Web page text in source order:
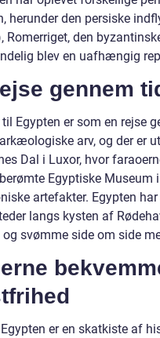
herunder den persiske
Romerriget, den
blev en uafhængig
gennem
til Egypten er som en rejse
arv, og der er
Dal i Luxor, hvor
Egyptiske Museum
artefakter. Egypten
langs kysten af
og svømme side om side
er en skatkiste af